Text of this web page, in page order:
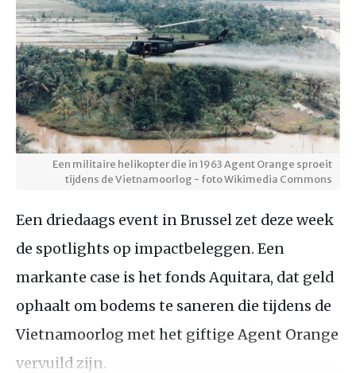
Een militaire helikopter die in 1963 Agent Orange sproeit
tijdens de Vietnamoorlog - foto Wikimedia Commons
Een driedaags event in Brussel zet deze week
de spotlights op impactbeleggen. Een
markante case is het fonds Aquitara, dat geld
ophaalt om bodems te saneren die tijdens de
Vietnamoorlog met het giftige Agent Orange
vervuild zijn.